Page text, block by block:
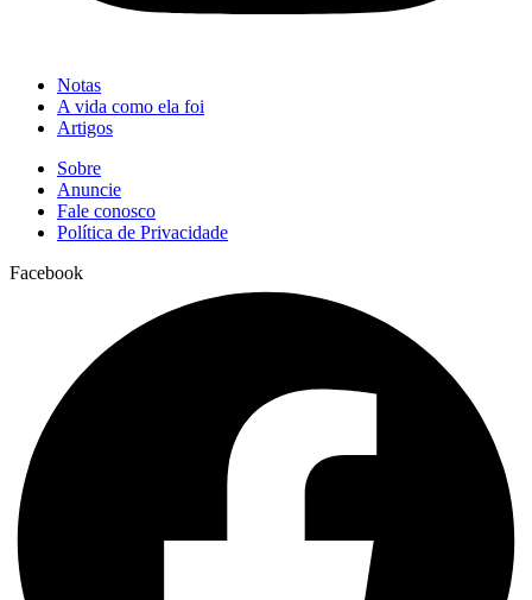
Notas
A vida como ela foi
Artigos
Sobre
Anuncie
Fale conosco
Política de Privacidade
Facebook